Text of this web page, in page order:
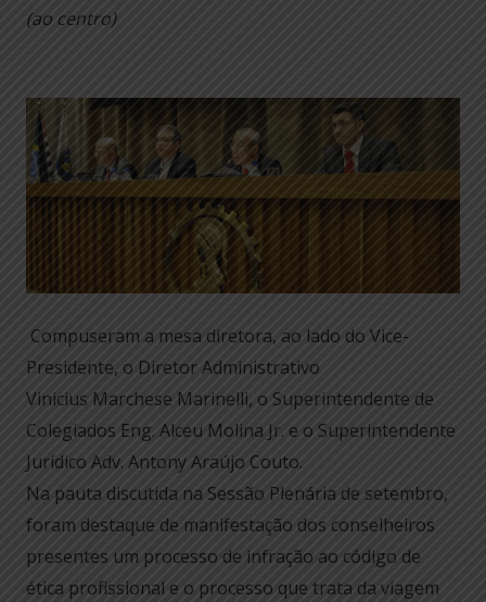
(ao centro)
Compuseram a mesa diretora, ao lado do Vice-
Presidente, o Diretor Administrativo
Vinicius Marchese Marinelli, o Superintendente de
Colegiados Eng. Alceu Molina Jr. e o Superintendente
Jurídico Adv. Antony Araújo Couto.
Na pauta discutida na Sessão Plenária de setembro,
foram destaque de manifestação dos conselheiros
presentes um processo de infração ao código de
ética profissional e o processo que trata da viagem